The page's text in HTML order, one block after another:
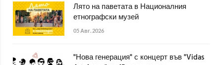
Лято на паветата в Националния
етнографски музей
05 Авг. 2026
"Нова генерация" с концерт във "Vidas